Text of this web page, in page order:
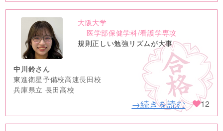
no
image
大阪大学
医学部保健学科/看護学専攻
規則正しい勉強リズムが大事
中川鈴さん
東進衛星予備校高速長田校
兵庫県立 長田高校
→続きを読む 12